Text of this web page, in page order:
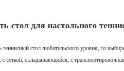
стол для настольного
теннисный стол любительского уровня, то
сеткой, складывающийся, с